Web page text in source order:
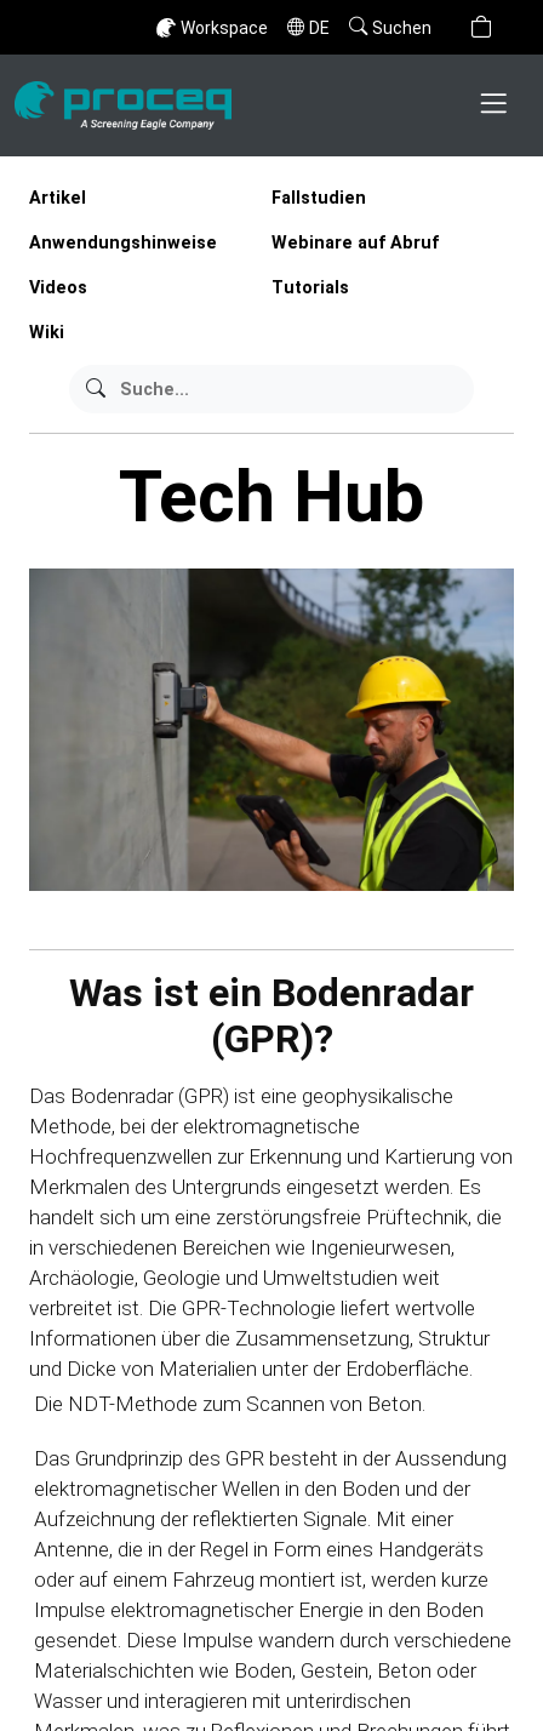
Workspace DE Suchen
Artikel Fallstudien
Anwendungshinweise Webinare auf Abruf
Videos Tutorials
Wiki
Tech Hub
Was ist ein Bodenradar
(GPR)?
Das Bodenradar (GPR) ist eine geophysikalische
Methode, bei der elektromagnetische
Hochfrequenzwellen zur Erkennung und Kartierung von
Merkmalen des Untergrunds eingesetzt werden. Es
handelt sich um eine zerstörungsfreie Prüftechnik, die
in verschiedenen Bereichen wie Ingenieurwesen,
Archäologie, Geologie und Umweltstudien weit
verbreitet ist. Die GPR-Technologie liefert wertvolle
Informationen über die Zusammensetzung, Struktur
und Dicke von Materialien unter der Erdoberfläche.
Die NDT-Methode zum Scannen von Beton.
Das Grundprinzip des GPR besteht in der Aussendung
elektromagnetischer Wellen in den Boden und der
Aufzeichnung der reflektierten Signale. Mit einer
Antenne, die in der Regel in Form eines Handgeräts
oder auf einem Fahrzeug montiert ist, werden kurze
Impulse elektromagnetischer Energie in den Boden
gesendet. Diese Impulse wandern durch verschiedene
Materialschichten wie Boden, Gestein, Beton oder
Wasser und interagieren mit unterirdischen